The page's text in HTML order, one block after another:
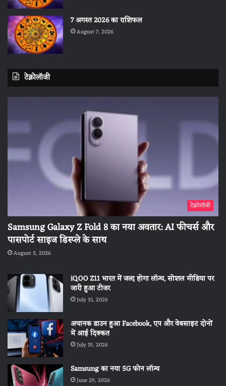
7 अगस्त 2026 का राशिफल
August 7, 2026
टेक्नोलॉजी
टेक्नोलॉजी
Samsung Galaxy Z Fold 8 का नया अवतार: AI फीचर्स और
पासपोर्ट साइज डिस्प्ले के साथ
August 5, 2026
iQOO Z11 भारत में जल्द होगा लॉन्च, सोशल मीडिया पर
जारी हुआ टीजर
July 31, 2026
अचानक डाउन हुआ Facebook, एप और वेबसाइट दोनों
में आई दिक्कत
July 19, 2026
Samsung का नया 5G फोन लॉन्च
June 29, 2026